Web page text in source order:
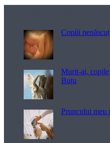
Copiii
Murit-ai,
Buțu
Pruncului meu